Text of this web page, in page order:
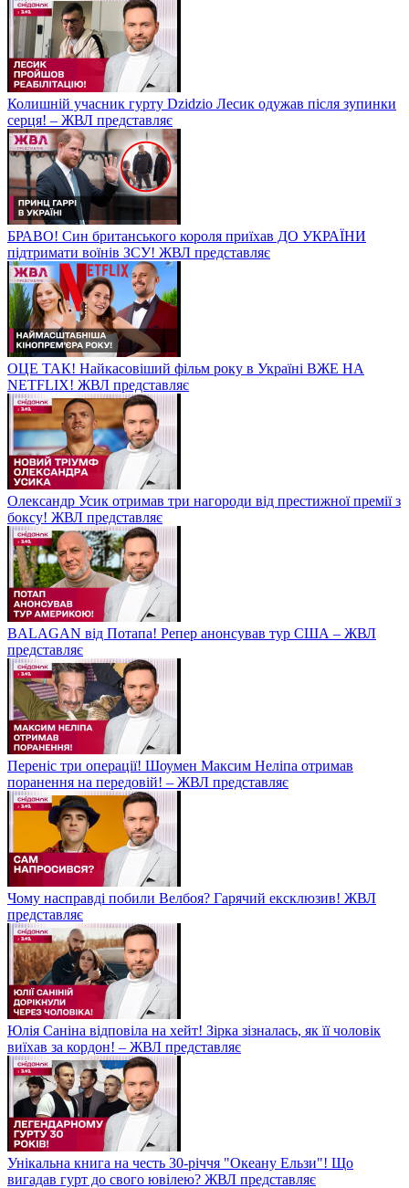
Колишній учасник гурту Dzidzio Лесик одужав після зупинки
серця! – ЖВЛ представляє
БРАВО! Син британського короля приїхав ДО УКРАЇНИ
підтримати воїнів ЗСУ! ЖВЛ представляє
ОЦЕ ТАК! Найкасовіший фільм року в Україні ВЖЕ НА
NETFLIX! ЖВЛ представляє
Олександр Усик отримав три нагороди від престижної премії з
боксу! ЖВЛ представляє
BALAGAN від Потапа! Репер анонсував тур США – ЖВЛ
представляє
Переніс три операції! Шоумен Максим Неліпа отримав
поранення на передовій! – ЖВЛ представляє
Чому насправді побили Велбоя? Гарячий ексклюзив! ЖВЛ
представляє
Юлія Саніна відповіла на хейт! Зірка зізналась, як її чоловік
виїхав за кордон! – ЖВЛ представляє
Унікальна книга на честь 30-річчя "Океану Ельзи"! Що
вигадав гурт до свого ювілею? ЖВЛ представляє